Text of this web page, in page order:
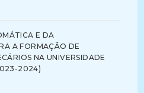
E DA
A FORMAÇÃO DE
NA UNIVERSIDADE
2024)